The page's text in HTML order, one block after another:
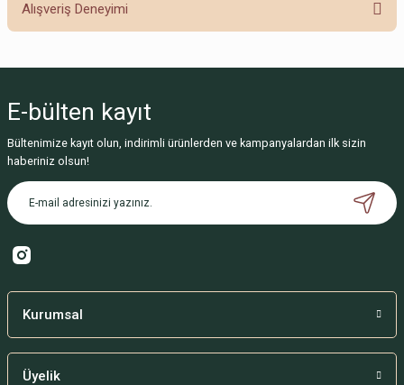
Alışveriş Deneyimi
Deneyimini Paylaş
E-bülten kayıt
Bültenimize kayıt olun, indirimli ürünlerden ve kampanyalardan ilk sizin
haberiniz olsun!
Kurumsal
Üyelik